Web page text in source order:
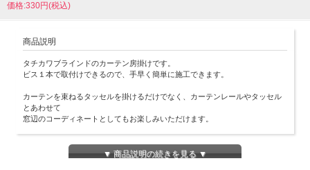
価格:330円(税込)
商品説明
タチカワブラインドのカーテン房掛けです。
ビス１本で取付けできるので、手早く簡単に施工できます。
カーテンを束ねるタッセルを掛けるだけでなく、カーテンレールやタッセル
とあわせて
窓辺のコーディネートとしてもお楽しみいただけます。
付属のネジは3×25ｍｍです。▼ 商品説明の続きを見る ▼